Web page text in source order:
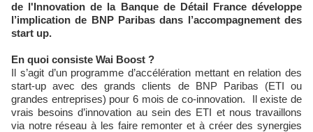
de l'Innovation de la Banque de Détail France développe
l’implication de BNP Paribas dans l’accompagnement des
start up.
En quoi consiste Wai Boost ?
Il s’agit d’un programme d’accélération mettant en relation des
start-up avec des grands clients de BNP Paribas (ETI ou
grandes entreprises) pour 6 mois de co-innovation. Il existe de
vrais besoins d’innovation au sein des ETI et nous travaillons
via notre réseau à les faire remonter et à créer des synergies